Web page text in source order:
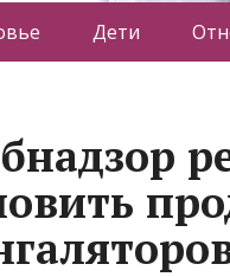
Дети